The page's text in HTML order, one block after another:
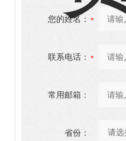
您的姓名：
联系电话：
常用邮箱：
省份：